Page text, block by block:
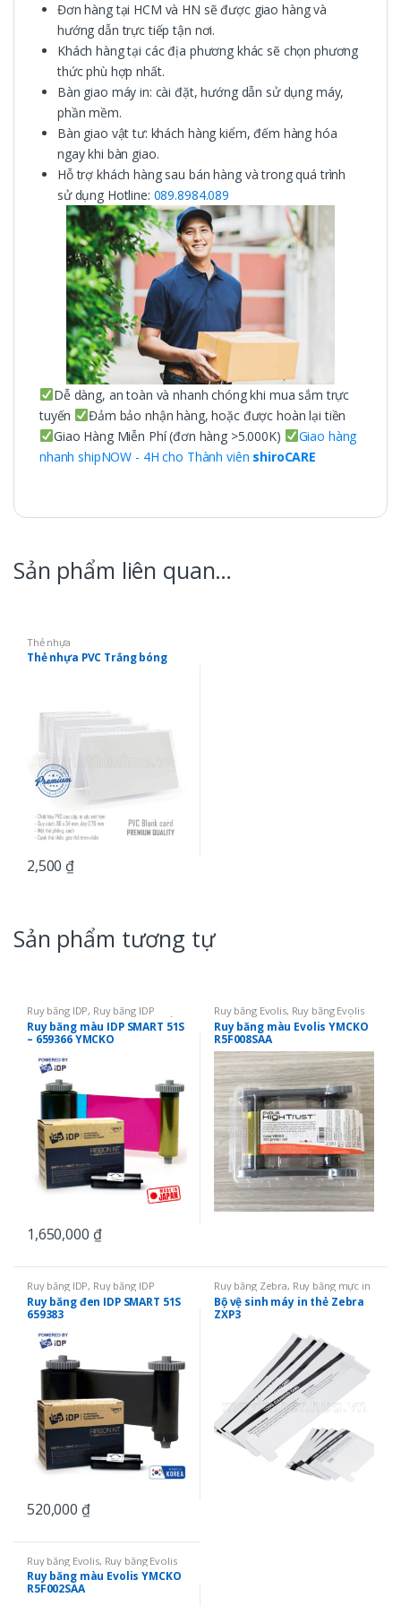
Đơn hàng tại HCM và HN sẽ được giao hàng và
hướng dẫn trực tiếp tận nơi.
Khách hàng tại các địa phương khác sẽ chọn phương
thức phù hợp nhất.
Bàn giao máy in: cài đặt, hướng dẫn sử dụng máy,
phần mềm.
Bàn giao vật tư: khách hàng kiểm, đếm hàng hóa
ngay khi bàn giao.
Hỗ trợ khách hàng sau bán hàng và trong quá trình
sử dụng Hotline: 089.8984.089
Dễ dàng, an toàn và nhanh chóng khi mua sắm trực
tuyến
Đảm bảo nhận hàng, hoặc được hoàn lại tiền
Giao Hàng Miễn Phí (đơn hàng >5.000K)
Giao hàng
nhanh shipNOW - 4H cho Thành viên shiroCARE
Sản phẩm liên quan…
Thẻ nhựa
Thẻ nhựa PVC Trắng bóng
2,500 ₫
Sản phẩm tương tự
Ruy băng IDP, Ruy băng IDP
SMART 51 Ruy băng mực in thẻ,
Ruy băng màu YMCKO
Ruy băng màu IDP SMART 51S
– 659366 YMCKO
1,650,000 ₫
Ruy băng Evolis, Ruy băng Evolis
Primacy, Ruy băng mực in thẻ,
Ruy băng màu YMCKO
Ruy băng màu Evolis YMCKO
R5F008SAA
Ruy băng IDP, Ruy băng IDP
SMART 51 Ruy băng mực in thẻ,
Ruy băng đơn màu
Ruy băng đen IDP SMART 51S
659383
520,000 ₫
Ruy băng Zebra, Ruy băng mực in
thẻ, Bộ vệ sinh
Bộ vệ sinh máy in thẻ Zebra
ZXP3
Ruy băng Evolis, Ruy băng Evolis
Primacy, Ruy băng Evolis Zenius,
Ruy băng mực in thẻ,Ruy băng
màu YMCKO
Ruy băng màu Evolis YMCKO
R5F002SAA